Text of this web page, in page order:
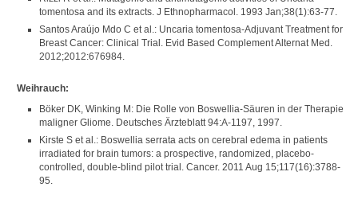
tomentosa and its extracts. J Ethnopharmacol. 1993 Jan;38(1):63-77.
Santos Araújo Mdo C et al.: Uncaria tomentosa-Adjuvant Treatment for
Breast Cancer: Clinical Trial. Evid Based Complement Alternat Med.
2012;2012:676984.
Weihrauch:
Böker DK, Winking M: Die Rolle von Boswellia-Säuren in der Therapie
maligner Gliome. Deutsches Ärzteblatt 94:A-1197, 1997.
Kirste S et al.: Boswellia serrata acts on cerebral edema in patients
irradiated for brain tumors: a prospective, randomized, placebo-
controlled, double-blind pilot trial. Cancer. 2011 Aug 15;117(16):3788-
95.